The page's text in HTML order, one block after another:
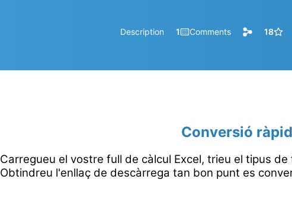
Description 1 Comments 18
Conversió
Carregueu el vostre full de càlcul Excel, trieu el tipus
Obtindreu l'enllaç de descàrrega tan bon punt es